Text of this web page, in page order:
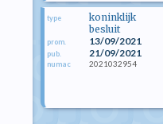
type
koninklijk
besluit
prom. 13/09/2021
pub. 21/09/2021
numac 2021032954